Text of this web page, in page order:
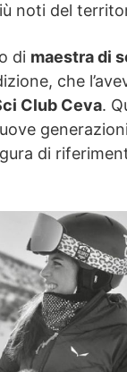
noti del
di maestra di
che
Club Ceva.
di